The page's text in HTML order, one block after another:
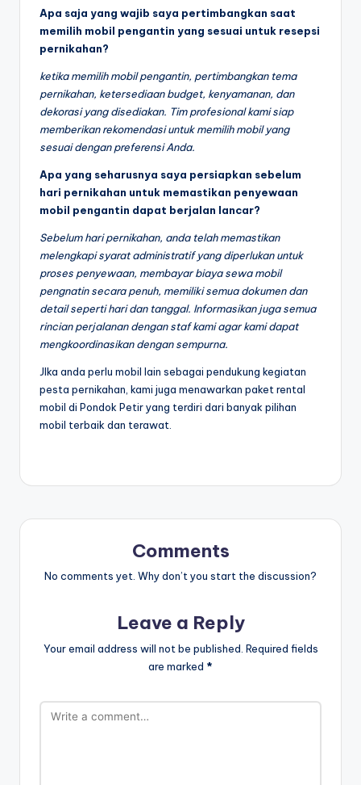
Apa saja yang wajib saya pertimbangkan saat
memilih mobil pengantin yang sesuai untuk resepsi
pernikahan?
ketika memilih mobil pengantin, pertimbangkan tema
pernikahan, ketersediaan budget, kenyamanan, dan
dekorasi yang disediakan. Tim profesional kami siap
memberikan rekomendasi untuk memilih mobil yang
sesuai dengan preferensi Anda.
Apa yang seharusnya saya persiapkan sebelum
hari pernikahan untuk memastikan penyewaan
mobil pengantin dapat berjalan lancar?
Sebelum hari pernikahan, anda telah memastikan
melengkapi syarat administratif yang diperlukan untuk
proses penyewaan, membayar biaya sewa mobil
pengnatin secara penuh, memiliki semua dokumen dan
detail seperti hari dan tanggal. Informasikan juga semua
rincian perjalanan dengan staf kami agar kami dapat
mengkoordinasikan dengan sempurna.
JIka anda perlu mobil lain sebagai pendukung kegiatan
pesta pernikahan, kami juga menawarkan paket rental
mobil di Pondok Petir yang terdiri dari banyak pilihan
mobil terbaik dan terawat.
Comments
No comments yet. Why don’t you start the discussion?
Leave a Reply
Your email address will not be published. Required fields
are marked *